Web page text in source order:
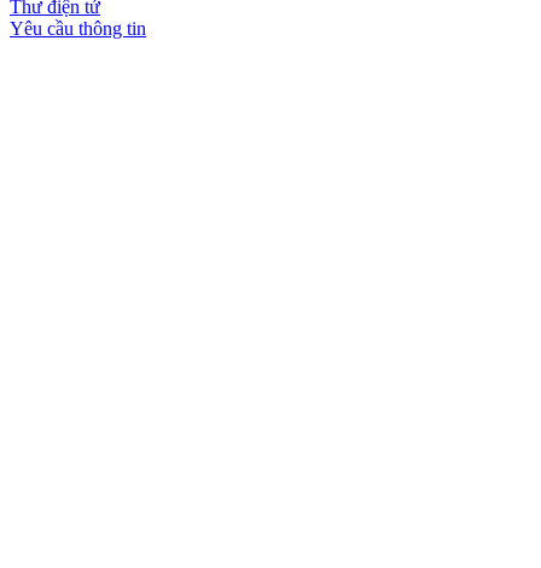
Thư điện tử
Yêu cầu thông tin